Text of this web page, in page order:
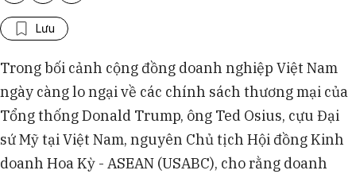
Lưu
Trong bối cảnh cộng đồng doanh nghiệp Việt Nam
ngày càng lo ngại về các chính sách thương mại của
Tổng thống Donald Trump, ông Ted Osius, cựu Đại
sứ Mỹ tại Việt Nam, nguyên Chủ tịch Hội đồng Kinh
doanh Hoa Kỳ - ASEAN (USABC), cho rằng doanh